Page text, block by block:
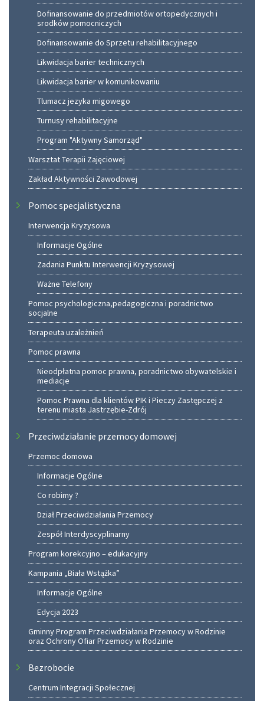
Dofinansowanie do przedmiotów ortopedycznych i
srodków pomocniczych
Dofinansowanie do Sprzetu rehabilitacyjnego
Likwidacja barier technicznych
Likwidacja barier w komunikowaniu
Tlumacz jezyka migowego
Turnusy rehabilitacyjne
Program "Aktywny Samorząd"
Warsztat Terapii Zajęciowej
Zakład Aktywności Zawodowej
Pomoc specjalistyczna
Interwencja Kryzysowa
Informacje Ogólne
Zadania Punktu Interwencji Kryzysowej
Ważne Telefony
Pomoc psychologiczna,pedagogiczna i poradnictwo
socjalne
Terapeuta uzależnień
Pomoc prawna
Nieodpłatna pomoc prawna, poradnictwo obywatelskie i
mediacje
Pomoc Prawna dla klientów PIK i Pieczy Zastępczej z
terenu miasta Jastrzębie-Zdrój
Przeciwdziałanie przemocy domowej
Przemoc domowa
Informacje Ogólne
Co robimy ?
Dział Przeciwdziałania Przemocy
Zespół Interdyscyplinarny
Program korekcyjno – edukacyjny
Kampania „Biała Wstążka”
Informacje Ogólne
Edycja 2023
Gminny Program Przeciwdziałania Przemocy w Rodzinie
oraz Ochrony Ofiar Przemocy w Rodzinie
Bezrobocie
Centrum Integracji Społecznej